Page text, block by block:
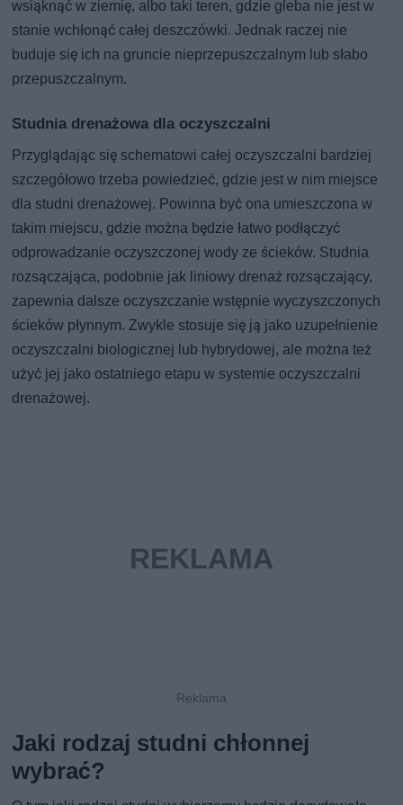
wsiąknąć w ziemię, albo taki teren, gdzie gleba nie jest w
stanie wchłonąć całej deszczówki. Jednak raczej nie
buduje się ich na gruncie nieprzepuszczalnym lub słabo
przepuszczalnym.
Studnia drenażowa dla oczyszczalni
Przyglądając się schematowi całej oczyszczalni bardziej
szczegółowo trzeba powiedzieć, gdzie jest w nim miejsce
dla studni drenażowej. Powinna być ona umieszczona w
takim miejscu, gdzie można będzie łatwo podłączyć
odprowadzanie oczyszczonej wody ze ścieków. Studnia
rozsączająca, podobnie jak liniowy drenaż rozsączający,
zapewnia dalsze oczyszczanie wstępnie wyczyszczonych
ścieków płynnym. Zwykle stosuje się ją jako uzupełnienie
oczyszczalni biologicznej lub hybrydowej, ale można też
użyć jej jako ostatniego etapu w systemie oczyszczalni
drenażowej.
Jaki rodzaj studni chłonnej
wybrać?